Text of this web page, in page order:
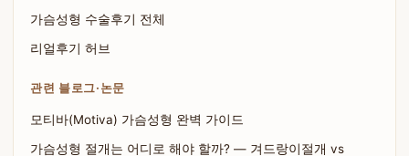
가슴성형 수술후기 전체
리얼후기 허브
관련 블로그·논문
모티바(Motiva) 가슴성형 완벽 가이드
가슴성형 절개는 어디로 해야 할까? — 겨드랑이절개 vs